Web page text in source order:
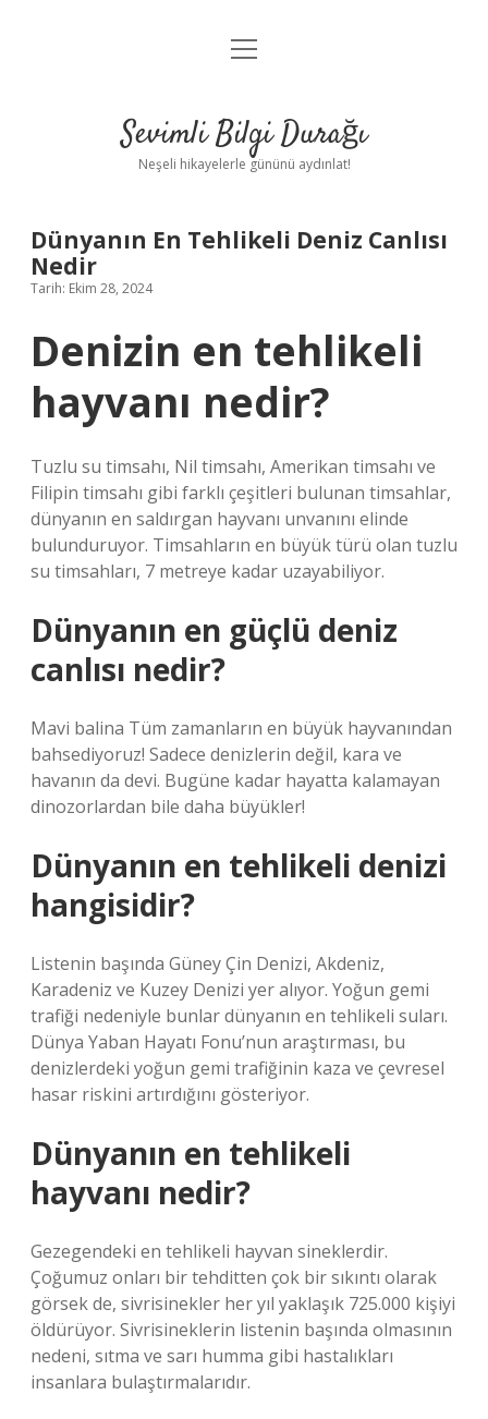
Anasayfa
Yasal Uyarı
menüyü
Sevimli Bilgi Durağı
Neşeli hikayelerle gününü aydınlat!
Dünyanın En Tehlikeli Deniz Canlısı
Nedir
Tarih: Ekim 28, 2024
Denizin en tehlikeli
hayvanı nedir?
Tuzlu su timsahı, Nil timsahı, Amerikan timsahı ve
Filipin timsahı gibi farklı çeşitleri bulunan timsahlar,
dünyanın en saldırgan hayvanı unvanını elinde
bulunduruyor. Timsahların en büyük türü olan tuzlu
su timsahları, 7 metreye kadar uzayabiliyor.
Dünyanın en güçlü deniz
canlısı nedir?
Mavi balina Tüm zamanların en büyük hayvanından
bahsediyoruz! Sadece denizlerin değil, kara ve
havanın da devi. Bugüne kadar hayatta kalamayan
dinozorlardan bile daha büyükler!
Dünyanın en tehlikeli denizi
hangisidir?
Listenin başında Güney Çin Denizi, Akdeniz,
Karadeniz ve Kuzey Denizi yer alıyor. Yoğun gemi
trafiği nedeniyle bunlar dünyanın en tehlikeli suları.
Dünya Yaban Hayatı Fonu’nun araştırması, bu
denizlerdeki yoğun gemi trafiğinin kaza ve çevresel
hasar riskini artırdığını gösteriyor.
Dünyanın en tehlikeli
hayvanı nedir?
Gezegendeki en tehlikeli hayvan sineklerdir.
Çoğumuz onları bir tehditten çok bir sıkıntı olarak
görsek de, sivrisinekler her yıl yaklaşık 725.000 kişiyi
öldürüyor. Sivrisineklerin listenin başında olmasının
nedeni, sıtma ve sarı humma gibi hastalıkları
insanlara bulaştırmalarıdır.